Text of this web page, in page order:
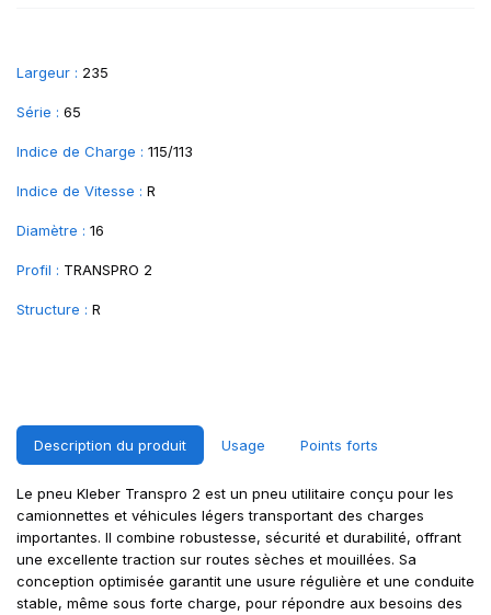
Largeur : 235
Série : 65
Indice de Charge : 115/113
Indice de Vitesse : R
Diamètre : 16
Profil : TRANSPRO 2
Structure : R
Description du produit Usage Points forts
Le pneu Kleber Transpro 2 est un pneu utilitaire conçu pour les
camionnettes et véhicules légers transportant des charges
importantes. Il combine robustesse, sécurité et durabilité, offrant
une excellente traction sur routes sèches et mouillées. Sa
conception optimisée garantit une usure régulière et une conduite
stable, même sous forte charge, pour répondre aux besoins des